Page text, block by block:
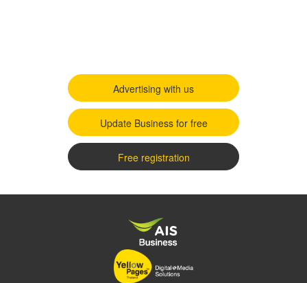
Advertising with us
Update Business for free
Free registration